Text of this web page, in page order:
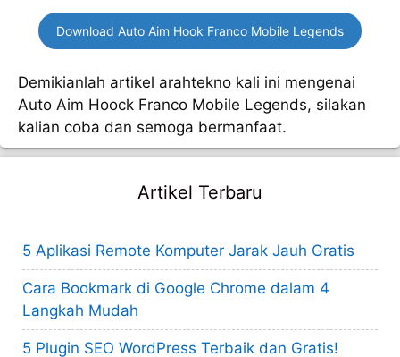
Download Auto Aim Hook Franco Mobile Legends
Demikianlah artikel arahtekno kali ini mengenai
Auto Aim Hoock Franco Mobile Legends, silakan
kalian coba dan semoga bermanfaat.
Artikel Terbaru
5 Aplikasi Remote Komputer Jarak Jauh Gratis
Cara Bookmark di Google Chrome dalam 4
Langkah Mudah
5 Plugin SEO WordPress Terbaik dan Gratis!